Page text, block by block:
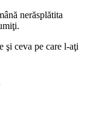
nerăsplătita
şi ceva pe care l-aţi